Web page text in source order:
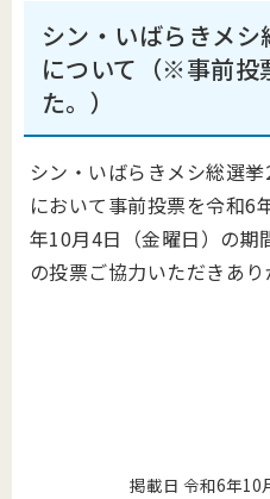
シン・いばらきメ
について（※事前投
た。）
シン・いばらきメシ総選
において事前投票を令和6
年10月4日（金曜日）の期
の投票ご協力いただきあり
掲載日 令和6年10